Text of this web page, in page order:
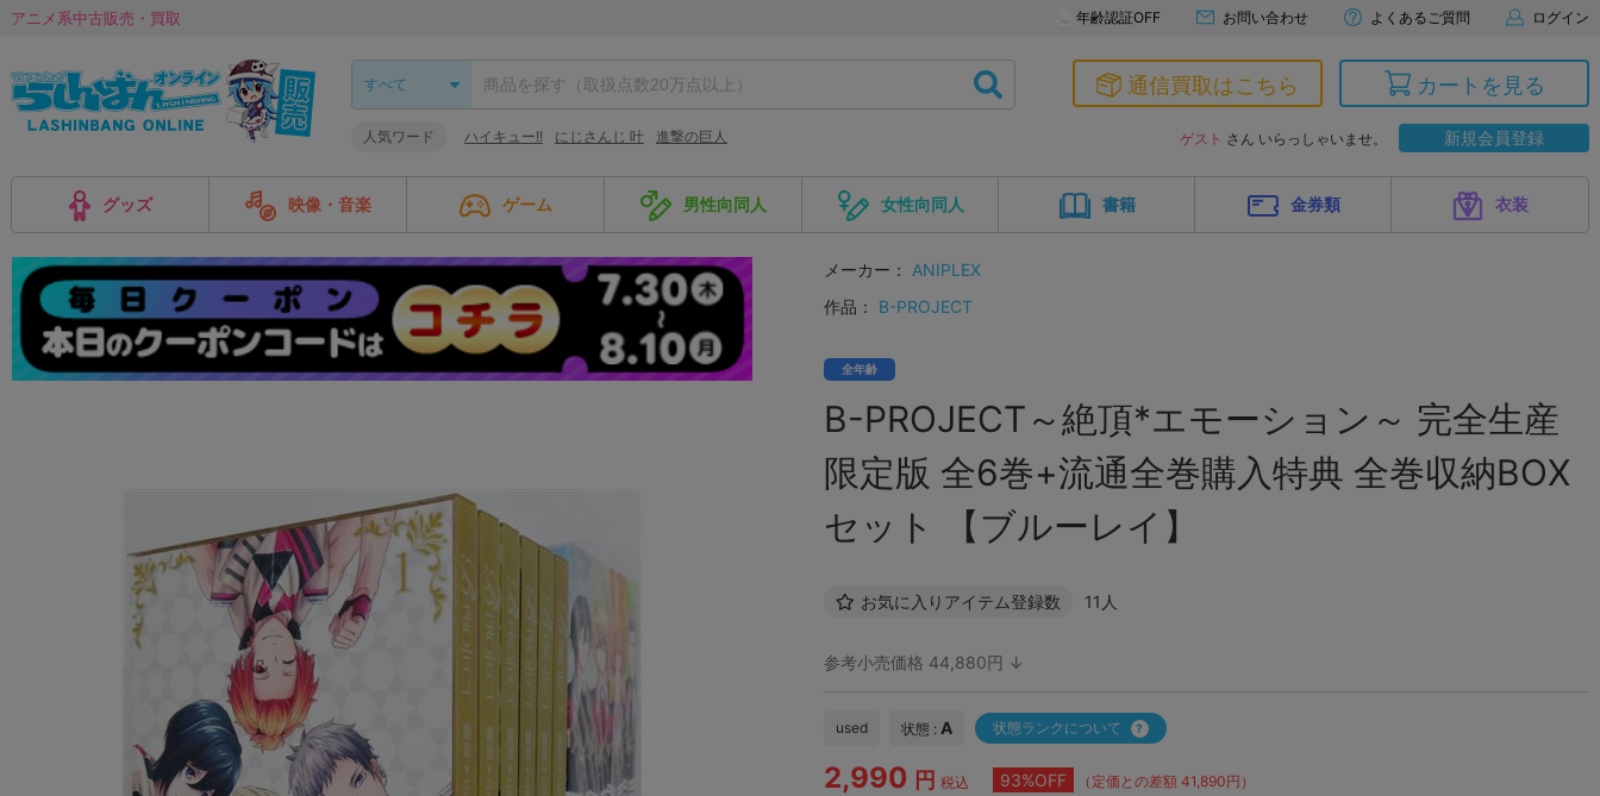
アニメ系中古販売・買取 年齢認証OFF お問い合わせ よくあるご質問 ログイン
人気ワード ハイキュー!! にじさんじ 叶 進撃の巨人
通信買取はこちら カートを見る
ゲスト さん いらっしゃいませ。 新規会員登録
グッズ 映像・音楽 ゲーム 男性向同人 女性向同人 書籍 金券類 衣装
メーカー：
ANIPLEX
作品：
B-PROJECT
全年齢
B-PROJECT～絶頂*エモーション～ 完全生産
限定版 全6巻+流通全巻購入特典 全巻収納BOX
セット 【ブルーレイ】
お気に入りアイテム登録数 11人
参考小売価格 44,880円 ↓
used 状態 : A 状態ランクについて
2,990 円 税込 93%OFF （定価との差額 41,890円）